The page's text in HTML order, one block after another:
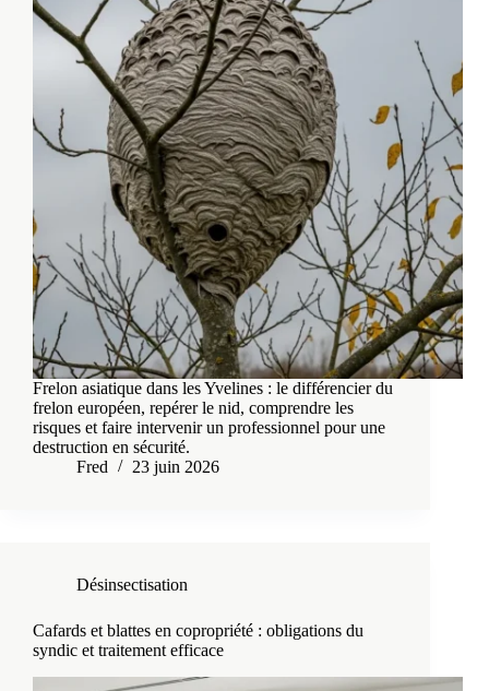
Frelon asiatique dans les Yvelines : le différencier du
frelon européen, repérer le nid, comprendre les
risques et faire intervenir un professionnel pour une
destruction en sécurité.
Fred
23 juin 2026
Désinsectisation
Cafards et blattes en copropriété : obligations du
syndic et traitement efficace